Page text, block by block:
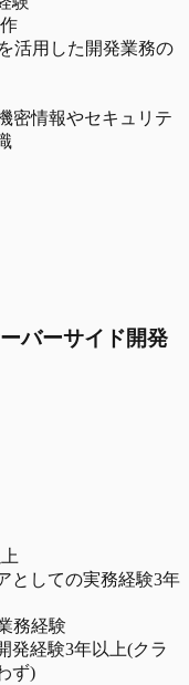
活用した開発業務の
密情報やセキュリテ
バーサイド開発
としての実務経験3年
務経験
発経験3年以上(クラ
ず)